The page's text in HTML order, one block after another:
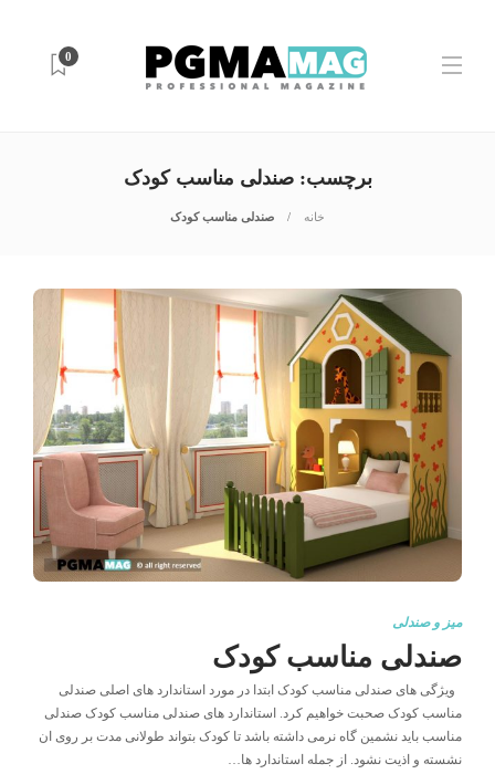
0
برچسب:صندلی مناسب کودک
خانه صندلی مناسب کودک
میز و صندلی
صندلی مناسب کودک
ویژگی های صندلی مناسب کودک ابتدا در مورد استاندارد های اصلی صندلی
مناسب کودک صحبت خواهیم کرد. استاندارد های صندلی مناسب کودک صندلی
مناسب باید نشمین گاه نرمی داشته باشد تا کودک بتواند طولانی مدت بر روی ان
نشسته و اذیت نشود. از جمله استاندارد ها…